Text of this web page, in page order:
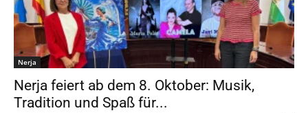
Nerja
Nerja feiert ab dem 8. Oktober: Musik,
Tradition und Spaß für...